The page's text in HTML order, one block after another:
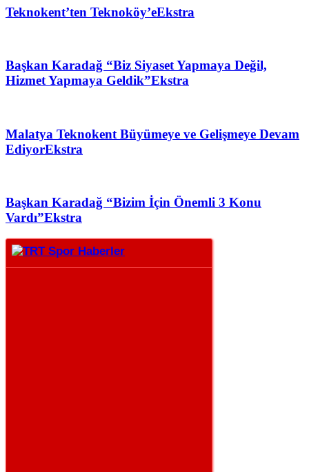
Teknokent’ten Teknoköy’eEkstra
Başkan Karadağ “Biz Siyaset Yapmaya Değil,
Hizmet Yapmaya Geldik”Ekstra
Malatya Teknokent Büyümeye ve Gelişmeye Devam
EdiyorEkstra
Başkan Karadağ “Bizim İçin Önemli 3 Konu
Vardı”Ekstra